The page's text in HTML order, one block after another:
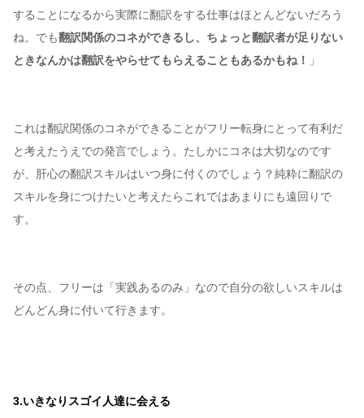
することになるから実際に翻訳をする仕事はほとんどないだろう
ね。でも翻訳関係のコネができるし、ちょっと翻訳者が足りない
ときなんかは翻訳をやらせてもらえることもあるかもね！
」
これは翻訳関係のコネができることがフリー転身にとって有利だ
と考えたうえでの発言でしょう。たしかにコネは大切なのです
が、肝心の翻訳スキルはいつ身に付くのでしょう？純粋に翻訳の
スキルを身につけたいと考えたらこれではあまりにも遠回りで
す。
その点、フリーは「実践あるのみ」なので自分の欲しいスキルは
どんどん身に付いて行きます。
3.いきなりスゴイ人達に会える